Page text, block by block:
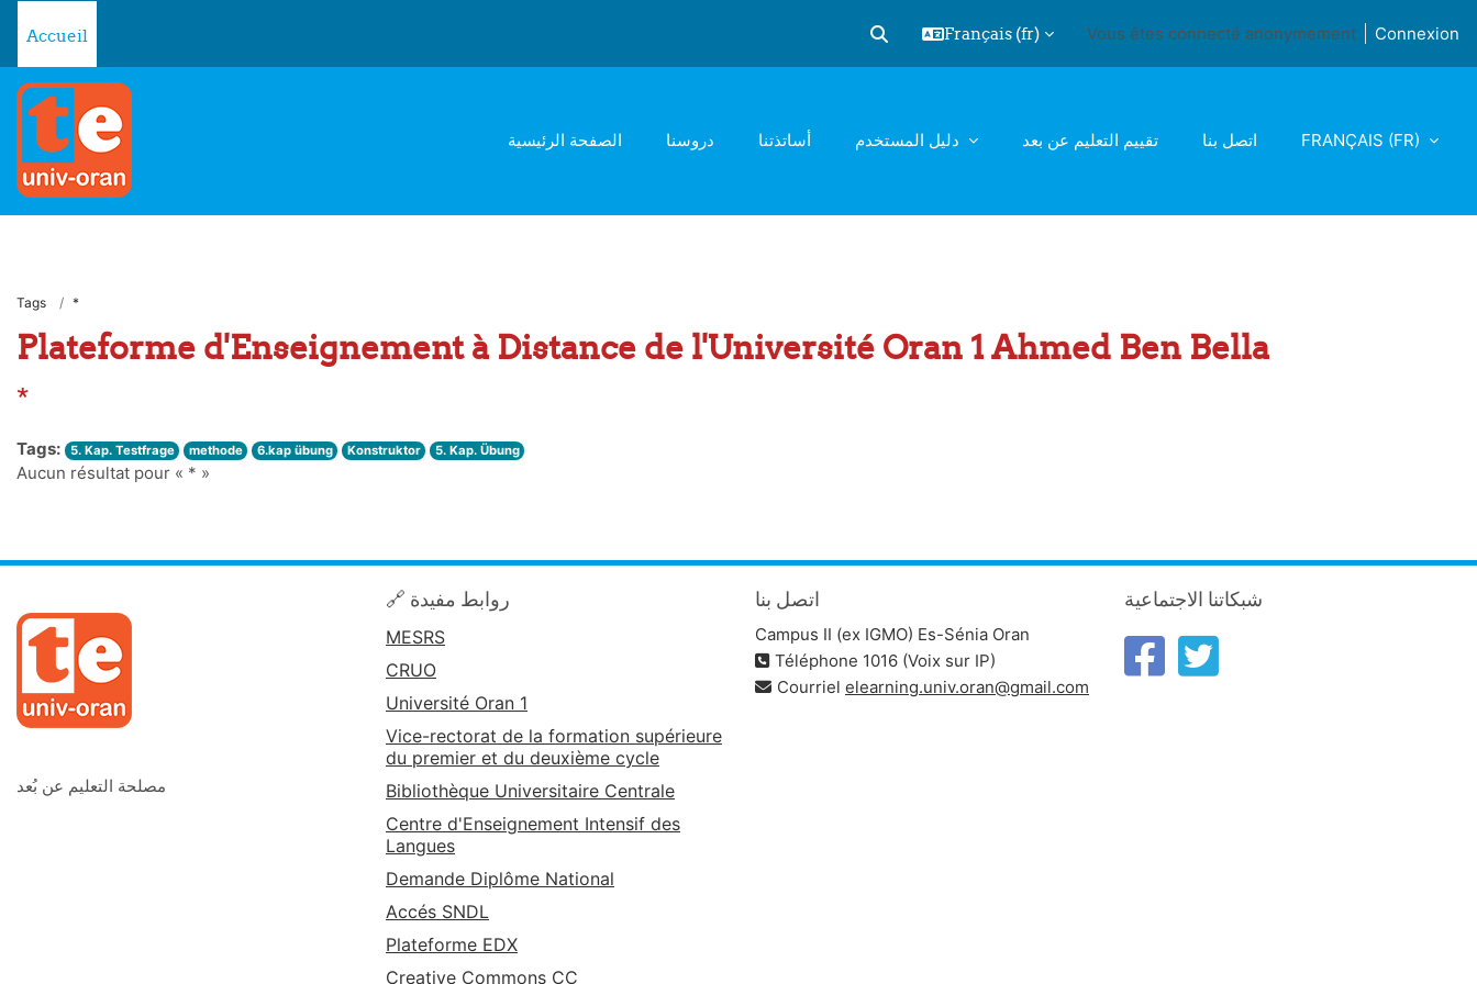
Accueil
Activer/désactiver la saisie de recherche
Français ‎(fr)‎ Vous êtes connecté anonymement Connexion
الصفحة الرئيسية دروسنا أساتذتنا تقييم التعليم عن بعد اتصل بنا FRANÇAIS ‎(FR)‎
Tags *
Plateforme d'Enseignement à Distance de l'Université Oran 1 Ahmed Ben Bella
*
Tags: 5. Kap. Testfrage methode 6.kap übung Konstruktor 5. Kap. Übung
Aucun résultat pour « * »
مصلحة التعليم عن بُعد
🔗 روابط مفيدة
MESRS
CRUO
Université Oran 1
Vice-rectorat de la formation supérieure
du premier et du deuxième cycle
Bibliothèque Universitaire Centrale
Centre d'Enseignement Intensif des
Langues
Demande Diplôme National
Accés SNDL
Plateforme EDX
Creative Commons CC
اتصل بنا
Campus II (ex IGMO) Es-Sénia Oran
Téléphone 1016 (Voix sur IP)
Courriel elearning.univ.oran@gmail.com
شبكاتنا الاجتماعية